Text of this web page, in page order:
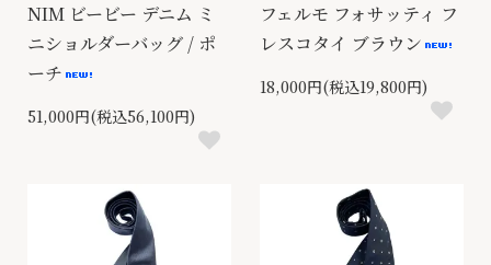
NIM ビービー デニム ミ
ニショルダーバッグ / ポ
ーチ
51,000円(税込56,100円)
フェルモ フォサッティ フ
レスコタイ ブラウン
18,000円(税込19,800円)